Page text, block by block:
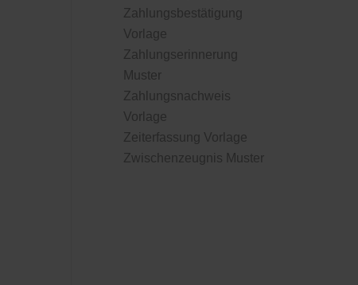
Zahlungsbestätigung
Vorlage
Zahlungserinnerung
Muster
Zahlungsnachweis
Vorlage
Zeiterfassung Vorlage
Zwischenzeugnis Muster